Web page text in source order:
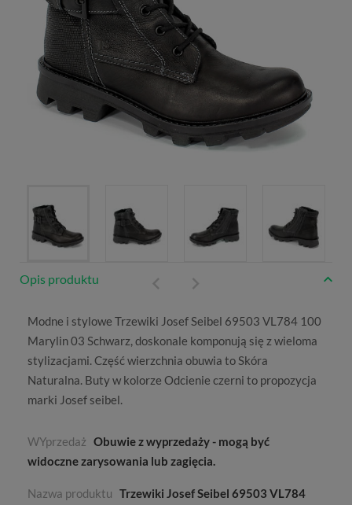
Opis produktu
Modne i stylowe Trzewiki Josef Seibel 69503 VL784 100
Marylin 03 Schwarz, doskonale komponują się z wieloma
stylizacjami. Część wierzchnia obuwia toSkóra
Naturalna. Buty w kolorze Odcienie czerni to propozycja
marki Josef seibel.
WYprzedaż Obuwie z wyprzedaży - mogą być
widoczne zarysowania lub zagięcia.
Nazwa produktu Trzewiki Josef Seibel 69503 VL784